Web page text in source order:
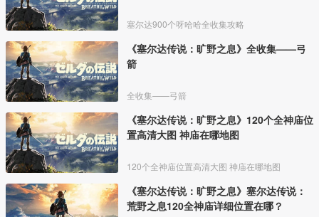
塞尔达900个呀哈哈全收集攻略
《塞尔达传说：旷野之息》全收集——弓
箭
全收集——弓箭
《塞尔达传说：旷野之息》120个全神庙位
置高清大图 神庙在哪地图
120个全神庙位置高清大图 神庙在哪地图
《塞尔达传说：旷野之息》塞尔达传说：
荒野之息120全神庙详细位置在哪？